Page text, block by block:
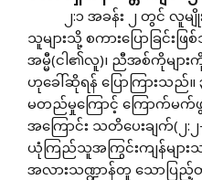
၂:၁ အခန်း ၂ တွင် လူမျိုး
သူများသို့ စကားပြောခြင်
အမ္မီ(ငါ၏လူ)၊ ညီအစ်ကိုမျာ
ဟုခေါ်ဆိုရန် ပြောကြားသည်။
မတည်မှုကြောင့် ကြောက်မက်
အကြောင်း သတိပေးချက်(၂:၂
ယုံကြည်သူအကြွင်းကျန်မျာ
အလားသဏ္ဍာန်တူ သောပ